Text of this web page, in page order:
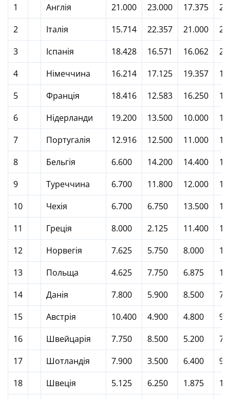
1
Англія 21.000 23.000 17.375
2
Італія 15.714 22.357 21.000
3
Іспанія 18.428 16.571 16.062
4
Німеччина 16.214 17.125 19.357
5
Франція 18.416 12.583 16.250
6
Нідерланди 19.200 13.500 10.000
7
Португалія 12.916 12.500 11.000
8
Бельгія 6.600 14.200 14.400
9
Туреччина 6.700 11.800 12.000
10
Чехія 6.700 6.750 13.500
11
Греція 8.000 2.125 11.400
12
Норвегія 7.625 5.750 8.000
13
Польща 4.625 7.750 6.875
14
Данія 7.800 5.900 8.500
15
Австрія 10.400 4.900 4.800
16
Швейцарія 7.750 8.500 5.200
17
Шотландія 7.900 3.500 6.400
18
Швеція 5.125 6.250 1.875